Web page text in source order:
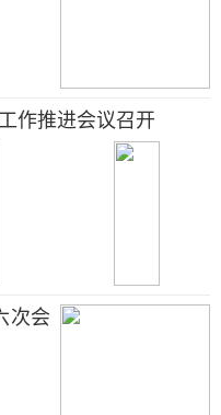
作推进会议召开
次会